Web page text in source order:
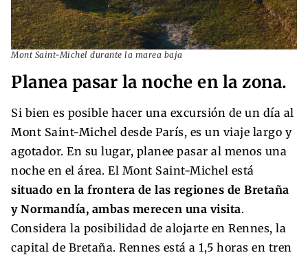
Mont Saint-Michel durante la marea baja
Planea pasar la noche en la zona.
Si bien es posible hacer una excursión de un día al
Mont Saint-Michel desde París, es un viaje largo y
agotador. En su lugar, planee pasar al menos una
noche en el área. El Mont Saint-Michel está
situado en la frontera de las regiones de Bretaña
y Normandía, ambas merecen una visita.
Considera la posibilidad de alojarte en Rennes, la
capital de Bretaña. Rennes está a 1,5 horas en tren